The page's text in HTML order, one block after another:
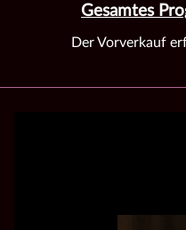
Gesamtes
Der Vorverkauf